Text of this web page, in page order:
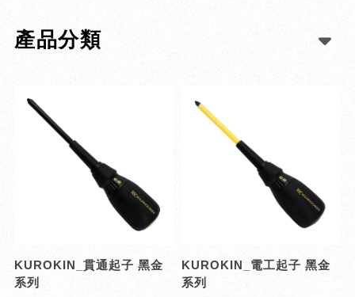
產品分類
KUROKIN_貫通起子 黑金
系列
KUROKIN_電工起子 黑金
系列